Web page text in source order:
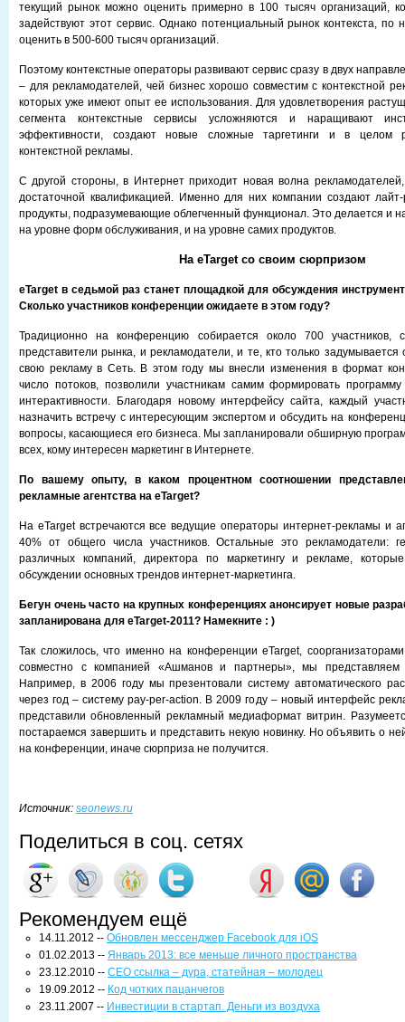
текущий рынок можно оценить примерно в 100 тысяч организаций,
задействуют этот сервис. Однако потенциальный рынок контекста,
оценить в 500-600 тысяч организаций.
Поэтому контекстные операторы развивают сервис сразу в двух
– для рекламодателей, чей бизнес хорошо совместим с контекстной
которых уже имеют опыт ее использования. Для удовлетворения
сегмента контекстные сервисы усложняются и наращивают
эффективности, создают новые сложные таргетинги и в целом
контекстной рекламы.
С другой стороны, в Интернет приходит новая волна
достаточной квалификацией. Именно для них компании создают
продукты, подразумевающие облегченный функционал. Это делается и
на уровне форм обслуживания, и на уровне самих продуктов.
На eTarget со своим сюрпризом
eTarget в седьмой раз станет площадкой для обсуждения
Сколько участников конференции ожидаете в этом году?
Традиционно на конференцию собирается около 700
представители рынка, и рекламодатели, и те, кто только задумывается
свою рекламу в Сеть. В этом году мы внесли изменения в формат
число потоков, позволили участникам самим формировать
интерактивности. Благодаря новому интерфейсу сайта, каждый
назначить встречу с интересующим экспертом и обсудить на
вопросы, касающиеся его бизнеса. Мы запланировали обширную
всех, кому интересен маркетинг в Интернете.
По вашему опыту, в каком процентном соотношении
рекламные агентства на eTarget?
На eTarget встречаются все ведущие операторы интернет-рекламы и
40% от общего числа участников. Остальные это рекламодатели:
различных компаний, директора по маркетингу и рекламе,
обсуждении основных трендов интернет-маркетинга.
Бегун очень часто на крупных конференциях анонсирует новые
запланирована для eTarget-2011? Намекните : )
Так сложилось, что именно на конференции eTarget,
совместно с компанией «Ашманов и партнеры», мы
Например, в 2006 году мы презентовали систему автоматического
через год – систему pay-per-action. В 2009 году – новый интерфейс
представили обновленный рекламный медиаформат витрин.
постараемся завершить и представить некую новинку. Но объявить о
на конференции, иначе сюрприза не получится.
Источник: seonews.ru
Поделиться в соц. сетях
Рекомендуем ещё
14.11.2012 -- Обновлен мессенджер Facebook для iOS
01.02.2013 -- Январь 2013: все меньше личного пространства
23.12.2010 -- СЕО ссылка – дура, статейная – молодец
19.09.2012 -- Код чотких пацанчегов
23.11.2007 -- Инвестиции в стартап. Деньги из воздуха